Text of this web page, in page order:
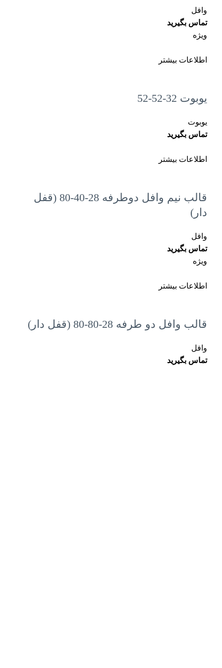
وافل
تماس بگیرید
ویژه
اطلاعات بیشتر
یوبوت 32-52-52
یوبوت
تماس بگیرید
اطلاعات بیشتر
قالب نیم وافل دوطرفه 28-40-80 (قفل
دار)
وافل
تماس بگیرید
ویژه
اطلاعات بیشتر
قالب وافل دو طرفه 28-80-80 (قفل دار)
وافل
تماس بگیرید